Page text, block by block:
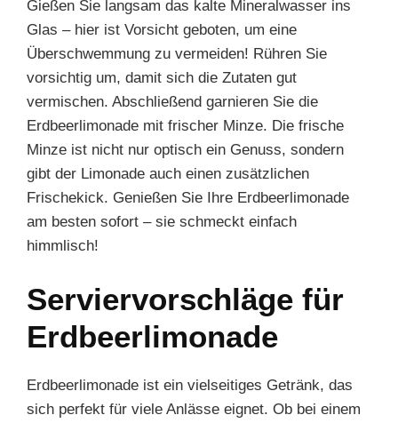
Gießen Sie langsam das kalte Mineralwasser ins
Glas – hier ist Vorsicht geboten, um eine
Überschwemmung zu vermeiden! Rühren Sie
vorsichtig um, damit sich die Zutaten gut
vermischen. Abschließend garnieren Sie die
Erdbeerlimonade mit frischer Minze. Die frische
Minze ist nicht nur optisch ein Genuss, sondern
gibt der Limonade auch einen zusätzlichen
Frischekick. Genießen Sie Ihre Erdbeerlimonade
am besten sofort – sie schmeckt einfach
himmlisch!
Serviervorschläge für
Erdbeerlimonade
Erdbeerlimonade ist ein vielseitiges Getränk, das
sich perfekt für viele Anlässe eignet. Ob bei einem